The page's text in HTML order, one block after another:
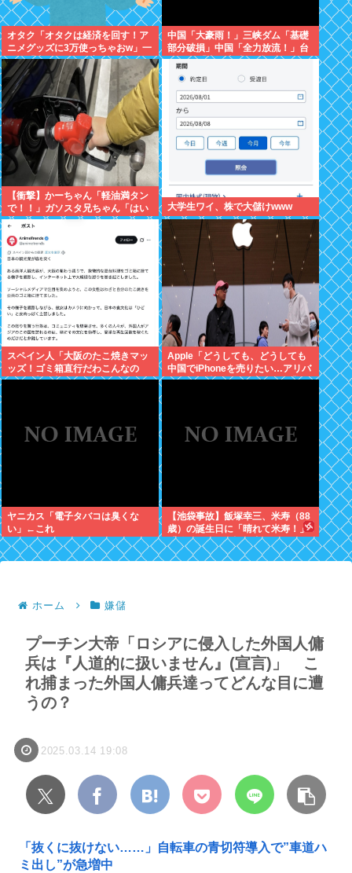
オタク「オタクは経済を回す！ア
ニメグッズに3万使っちゃおw」一
般人「車に500万、家に3000万、
観光して5万、交際費に5万」
中国「大豪雨！」三峡ダム「基礎
部分破損」中国「全力放流！」台
風13号「中国上陸予測」台風15号
「中国接近（画像」中国「台風同
時上陸！（穀物生産が壊滅危機」
【衝撃】かーちゃん「軽油満タン
で！！」ガソスタ兄ちゃん「はい
(レギュラーの間違いだろな…)」
⇒結果ｗｗ
大学生ワイ、株で大儲けwww
スペイン人「大阪のたこ焼きマッ
ッズ！ゴミ箱直行だわこんなの
w」←大炎上してしまう
Apple「どうしても、どうしても
中国でiPhoneを売りたい…アリバ
バさん提携しよ！」中国AI企業に
ヤニカス「電子タバコは臭くな
い」←これ
【池袋事故】飯塚幸三、米寿（88
歳）の誕生日に「晴れて米寿！」
「嬉しい」と日記に書いていた
ホーム 嫌儲
プーチン大帝「ロシアに侵入した外国人傭
兵は『人道的に扱いません』(宣言)」 こ
れ捕まった外国人傭兵達ってどんな目に遭
うの？
2025.03.14 19:08
「抜くに抜けない……」自転車の青切符導入で”車道ハ
ミ出し”が急増中